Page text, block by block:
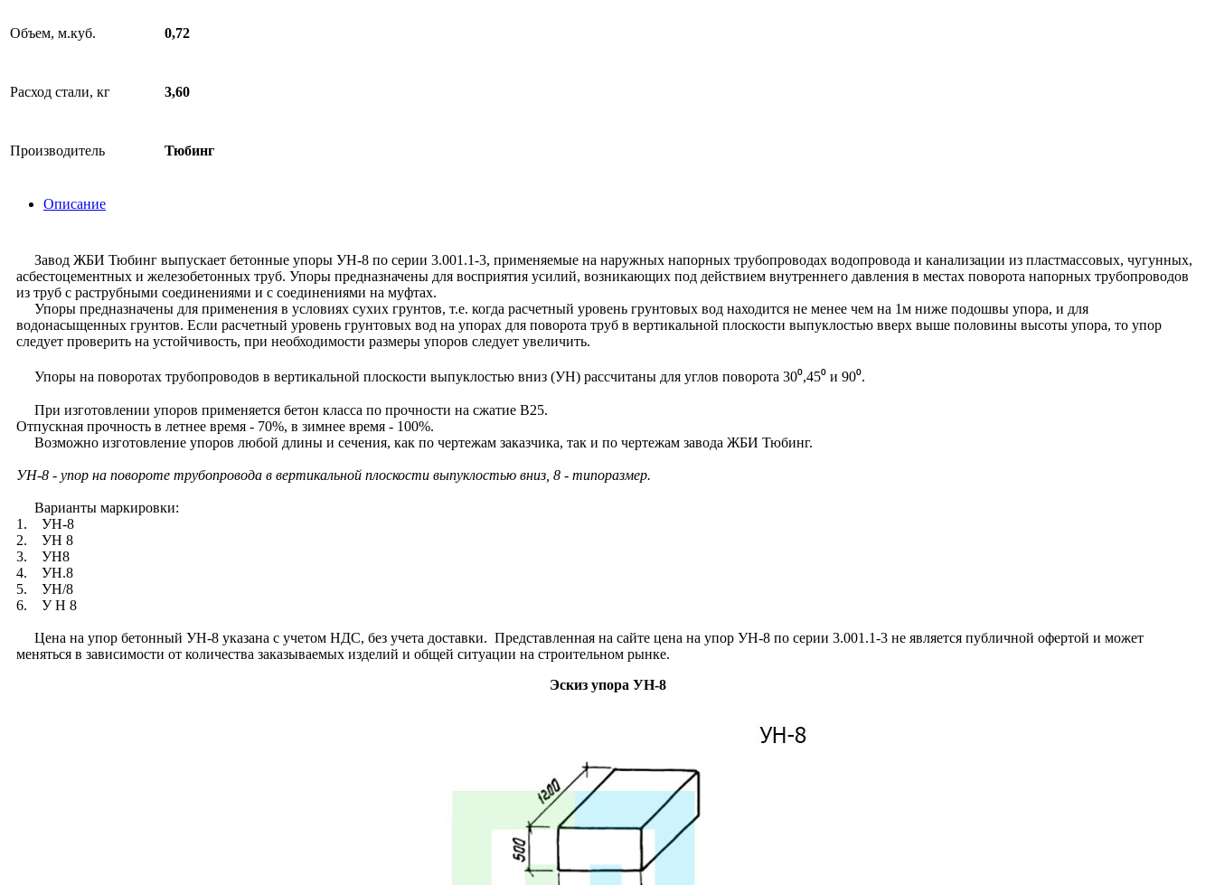
Объем, м.куб. 0,72
Расход стали, кг 3,60
Производитель Тюбинг
Описание
Завод ЖБИ Тюбинг выпускает бетонные упоры УН-8 по серии 3.001.1-3, применяемые на наружных напорных трубопроводах водопровода и канализации из пластмассовых, чугунных,
асбестоцементных и железобетонных труб. Упоры предназначены для восприятия усилий, возникающих под действием внутреннего давления в местах поворота напорных трубопроводов
из труб с раструбными соединениями и с соединениями на муфтах.
Упоры предназначены для применения в условиях сухих грунтов, т.е. когда расчетный уровень грунтовых вод находится не менее чем на 1м ниже подошвы упора, и для
водонасыщенных грунтов. Если расчетный уровень грунтовых вод на упорах для поворота труб в вертикальной плоскости выпуклостью вверх выше половины высоты упора, то упор
следует проверить на устойчивость, при необходимости размеры упоров следует увеличить.
Упоры на поворотах трубопроводов в вертикальной плоскости выпуклостью вниз (УН) рассчитаны для углов поворота 30⁰,45⁰ и 90⁰.
При изготовлении упоров применяется бетон класса по прочности на сжатие В25.
Отпускная прочность в летнее время - 70%, в зимнее время - 100%.
Возможно изготовление упоров любой длины и сечения, как по чертежам заказчика, так и по чертежам завода ЖБИ Тюбинг.
УН-8 - упор на повороте трубопровода в вертикальной плоскости выпуклостью вниз, 8 - типоразмер.
Варианты маркировки:
1. УН-8
2. УН 8
3. УН8
4. УН.8
5. УН/8
6. У Н 8
Цена на упор бетонный УН-8 указана с учетом НДС, без учета доставки. Представленная на сайте цена на упор УН-8 по серии 3.001.1-3 не является публичной офертой и может
меняться в зависимости от количества заказываемых изделий и общей ситуации на строительном рынке.
Эскиз упора УН-8